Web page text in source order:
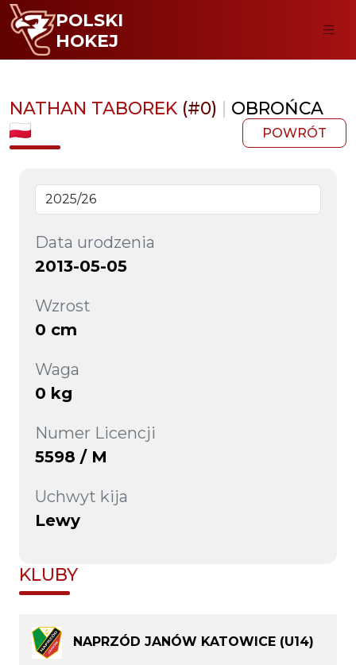
POLSKI
HOKEJ
NATHAN TABOREK (#0) | OBROŃCA
POWRÓT
Data urodzenia
2013-05-05
Wzrost
0 cm
Waga
0 kg
Numer Licencji
5598 / M
Uchwyt kija
Lewy
KLUBY
NAPRZÓD JANÓW KATOWICE (U14)